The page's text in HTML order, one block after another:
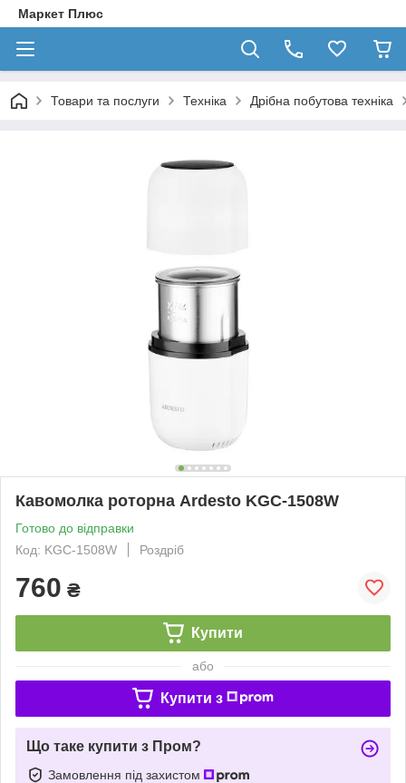
Маркет Плюс
Товари та послуги Техніка Дрібна побутова техніка
Кавомолка роторна Ardesto KGC-1508W
Готово до відправки
Код: KGC-1508W
Роздріб
760 ₴
Купити
або
Купити з
Що таке купити з Пром?
Замовлення під захистом